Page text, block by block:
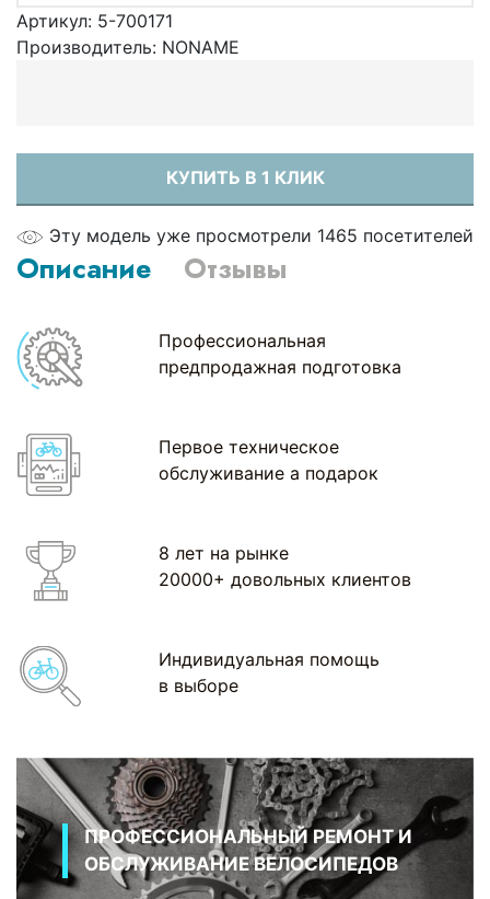
Артикул: 5-700171
Производитель: NONAME
КУПИТЬ В 1 КЛИК
Эту модель уже просмотрели 1465 посетителей
Описание Отзывы
Профессиональная
предпродажная подготовка
Первое техническое
обслуживание а подарок
8 лет на рынке
20000+ довольных клиентов
Индивидуальная помощь
в выборе
ПРОФЕССИОНАЛЬНЫЙ РЕМОНТ И
ОБСЛУЖИВАНИЕ ВЕЛОСИПЕДОВ